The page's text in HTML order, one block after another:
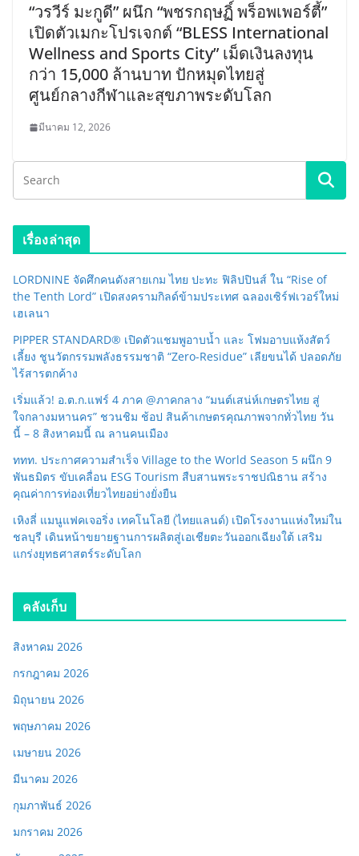
“วรวีร์ มะกูดี” ผนึก “พชรกฤษฏิ์ พร็อพเพอร์ตี้”
เปิดตัวเมกะโปรเจกต์ “BLESS International
Wellness and Sports City” เม็ดเงินลงทุน
กว่า 15,000 ล้านบาท ปักหมุดไทยสู่
ศูนย์กลางกีฬาและสุขภาพระดับโลก
มีนาคม 12, 2026
เรื่องล่าสุด
LORDNINE จัดศึกคนดังสายเกม ไทย ปะทะ ฟิลิปปินส์ ใน “Rise of
the Tenth Lord” เปิดสงครามกิลด์ข้ามประเทศ ฉลองเซิร์ฟเวอร์ใหม่
เฮเลนา
PIPPER STANDARD® เปิดตัวแชมพูอาบน้ำ และ โฟมอาบแห้งสัตว์
เลี้ยง ชูนวัตกรรมพลังธรรมชาติ “Zero-Residue” เลียขนได้ ปลอดภัย
ไร้สารตกค้าง
เริ่มแล้ว! อ.ต.ก.แฟร์ 4 ภาค @ภาคกลาง “มนต์เสน่ห์เกษตรไทย สู่
ใจกลางมหานคร” ชวนชิม ช้อป สินค้าเกษตรคุณภาพจากทั่วไทย วัน
นี้ – 8 สิงหาคมนี้ ณ ลานคนเมือง
ททท. ประกาศความสำเร็จ Village to the World Season 5 ผนึก 9
พันธมิตร ขับเคลื่อน ESG Tourism สืบสานพระราชปณิธาน สร้าง
คุณค่าการท่องเที่ยวไทยอย่างยั่งยืน
เหิงลี่ แมนูแฟคเจอริ่ง เทคโนโลยี (ไทยแลนด์) เปิดโรงงานแห่งใหม่ใน
ชลบุรี เดินหน้าขยายฐานการผลิตสู่เอเชียตะวันออกเฉียงใต้ เสริม
แกร่งยุทธศาสตร์ระดับโลก
คลังเก็บ
สิงหาคม 2026
กรกฎาคม 2026
มิถุนายน 2026
พฤษภาคม 2026
เมษายน 2026
มีนาคม 2026
กุมภาพันธ์ 2026
มกราคม 2026